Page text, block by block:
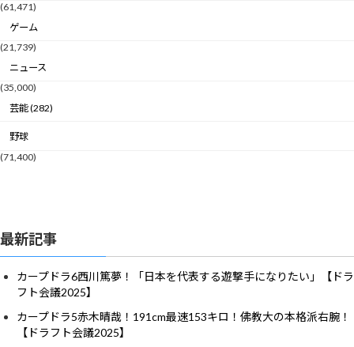
(61,471)
ゲーム
(21,739)
ニュース
(35,000)
芸能 (282)
野球
(71,400)
最新記事
カープドラ6西川篤夢！「日本を代表する遊撃手になりたい」【ドラ
フト会議2025】
カープドラ5赤木晴哉！191cm最速153キロ！佛教大の本格派右腕！
【ドラフト会議2025】